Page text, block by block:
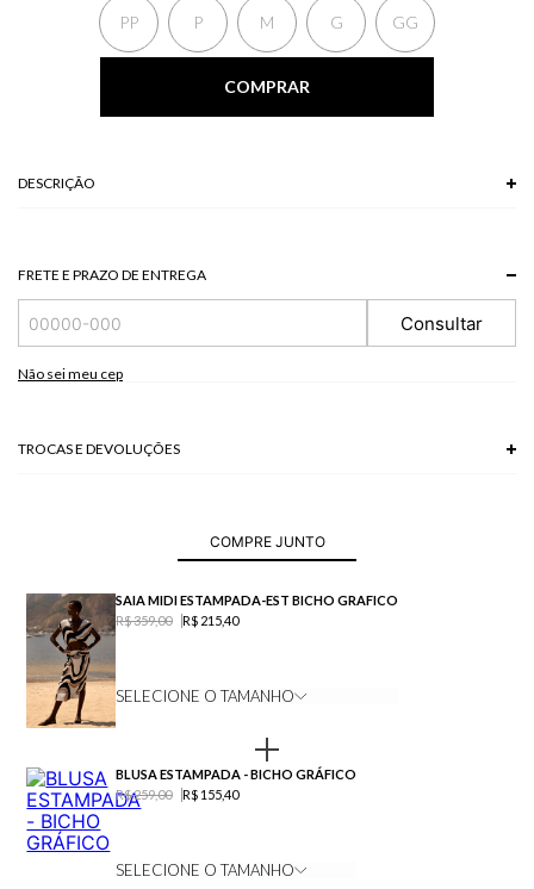
PP P M G GG
COMPRAR
DESCRIÇÃO
FRETE E PRAZO DE ENTREGA
Consultar
Não sei meu cep
TROCAS E DEVOLUÇÕES
COMPRE JUNTO
SAIA MIDI ESTAMPADA-EST BICHO GRAFICO
R$ 359,00
R$ 215,40
SELECIONE O TAMANHO
BLUSA ESTAMPADA - BICHO GRÁFICO
R$ 259,00
R$ 155,40
SELECIONE O TAMANHO